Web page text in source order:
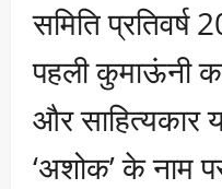
समिति प्रतिवर्ष
पहली कुमाऊंनी
और साहित्यकार
‘अशोक’ के नाम